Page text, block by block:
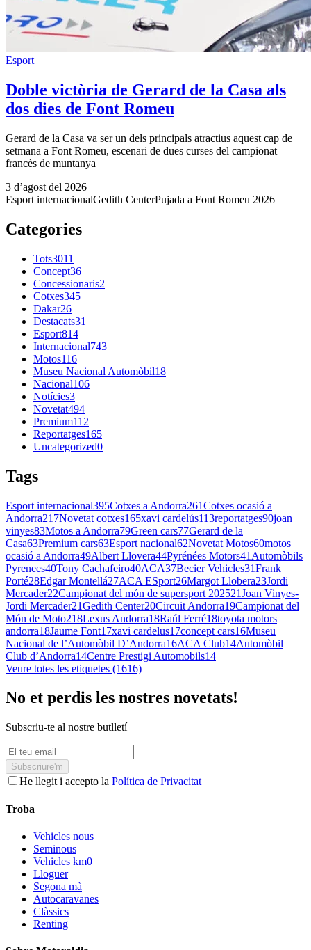
Esport
Doble victòria de Gerard de la Casa als
dos dies de Font Romeu
Gerard de la Casa va ser un dels principals atractius aquest cap de
setmana a Font Romeu, escenari de dues curses del campionat
francès de muntanya
3 d’agost del 2026
Esport internacionalGedith CenterPujada a Font Romeu 2026
Categories
Tots3011
Concept36
Concessionaris2
Cotxes345
Dakar26
Destacats31
Esport814
Internacional743
Motos116
Museu Nacional Automòbil18
Nacional106
Notícies3
Novetat494
Premium112
Reportatges165
Uncategorized0
Tags
Esport internacional395Cotxes a Andorra261Cotxes ocasió a
Andorra217Novetat cotxes165xavi cardelús113reportatges90joan
vinyes83Motos a Andorra79Green cars77Gerard de la
Casa63Premium cars63Esport nacional62Novetat Motos60motos
ocasió a Andorra49Albert Llovera44Pyrénées Motors41 Automòbils
Pyrenees40Tony Cachafeiro40ACA37Becier Vehicles31Frank
Porté28Edgar Montellá27ACA ESport26Margot Llobera23Jordi
Mercader22Campionat del món de supersport 202521Joan Vinyes-
Jordi Mercader21Gedith Center20Circuit Andorra19Campionat del
Món de Moto218Lexus Andorra18Raúl Ferré18toyota motors
andorra18Jaume Font17xavi cardelus17concept cars16Museu
Nacional de l’Automòbil D’Andorra16ACA Club14Automòbil
Club d’Andorra14Centre Prestigi Automobils14
Veure totes les etiquetes (1616)
No et perdis les nostres novetats!
Subscriu-te al nostre butlletí
Subscriure'm
He llegit i accepto la Política de Privacitat
Troba
Vehicles nous
Seminous
Vehicles km0
Lloguer
Segona mà
Autocaravanes
Clàssics
Renting